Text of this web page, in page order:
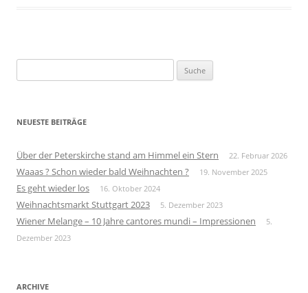
nach:
NEUESTE BEITRÄGE
Über der Peterskirche stand am Himmel ein Stern 22. Februar 2026
Waaas ? Schon wieder bald Weihnachten ? 19. November 2025
Es geht wieder los 16. Oktober 2024
Weihnachtsmarkt Stuttgart 2023 5. Dezember 2023
Wiener Melange – 10 Jahre cantores mundi – Impressionen
5.
Dezember 2023
ARCHIVE